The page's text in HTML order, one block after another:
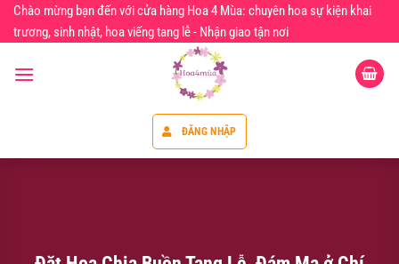
Chuyển
đến
dung
Chào mừng bạn đến với cửa hàng Hoa 4 Mùa: chuyên hoa sự kiện khai
trương, sinh nhật, hoa viếng tang lễ - Nhận giao tận nơi
ĐĂNG NHẬP